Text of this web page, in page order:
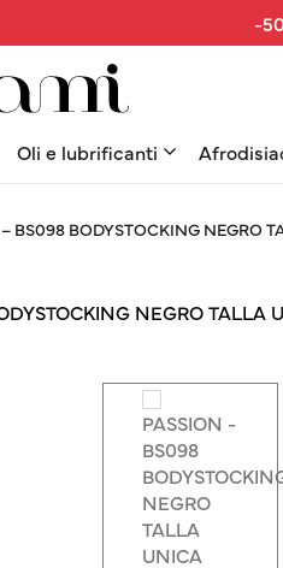
-
Oli e lubrificanti
BS098 BODYSTOCKING NEGRO